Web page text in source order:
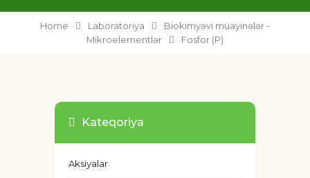
Home Laboratoriya
Biokimyəvi müayinələr -
Mikroelementlər
Fosfor (P)
Kateqoriya
Aksiyalar